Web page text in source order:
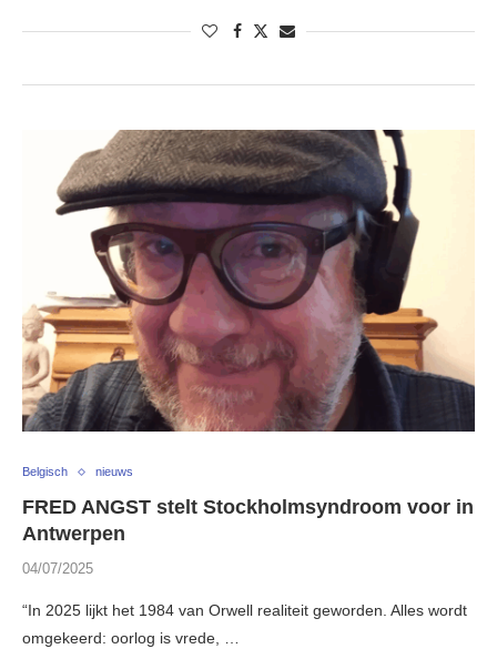
Belgisch nieuws
FRED ANGST stelt Stockholmsyndroom voor in
Antwerpen
04/07/2025
“In 2025 lijkt het 1984 van Orwell realiteit geworden. Alles wordt
omgekeerd: oorlog is vrede, …